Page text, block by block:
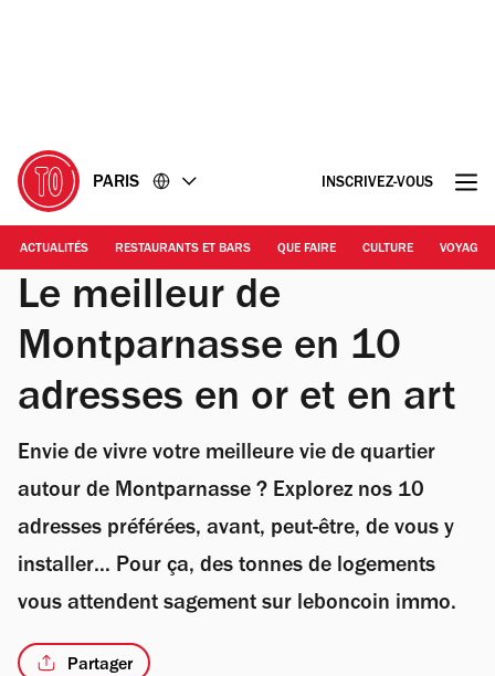
PARIS INSCRIVEZ-VOUS
ACTUALITÉS RESTAURANTS ET BARS QUE FAIRE CULTURE VOYAGE
Le meilleur de
Montparnasse en 10
adresses en or et en art
Envie de vivre votre meilleure vie de quartier
autour de Montparnasse ? Explorez nos 10
adresses préférées, avant, peut-être, de vous y
installer… Pour ça, des tonnes de logements
vous attendent sagement sur leboncoin immo.
Partager